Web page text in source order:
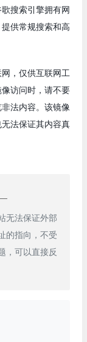
搜索引擎拥有网
供常规搜索和高
，仅供互联网工
访问时，请不要
法内容。该镜像
法保证其内容真
无法保证外部
的指向，不受
，可以直接反